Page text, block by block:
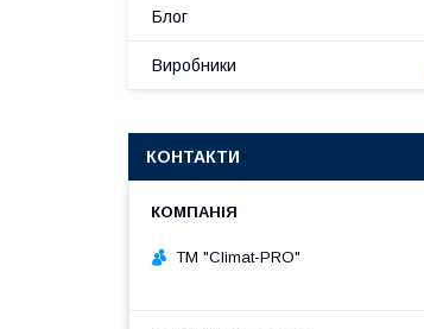
Блог
Виробники
КОНТАКТИ
ТМ "Climat-PRO"